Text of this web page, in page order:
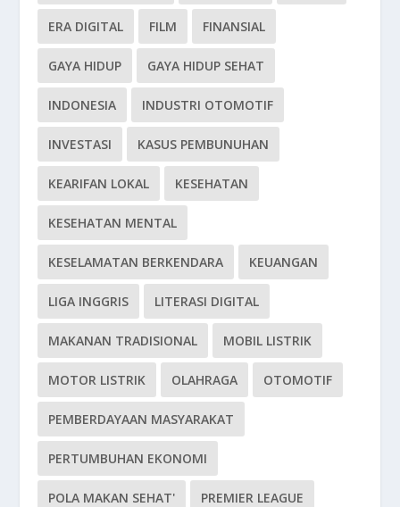
ERA DIGITAL FILM FINANSIAL
GAYA HIDUP GAYA HIDUP SEHAT
INDONESIA INDUSTRI OTOMOTIF
INVESTASI KASUS PEMBUNUHAN
KEARIFAN LOKAL KESEHATAN
KESEHATAN MENTAL
KESELAMATAN BERKENDARA KEUANGAN
LIGA INGGRIS LITERASI DIGITAL
MAKANAN TRADISIONAL MOBIL LISTRIK
MOTOR LISTRIK OLAHRAGA OTOMOTIF
PEMBERDAYAAN MASYARAKAT
PERTUMBUHAN EKONOMI
POLA MAKAN SEHAT' PREMIER LEAGUE